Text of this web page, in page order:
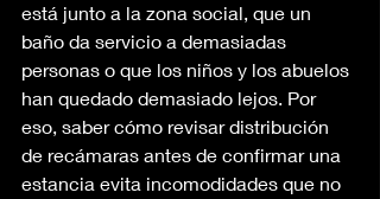
está junto a la zona social, que un
baño da servicio a demasiadas
personas o que los niños y los abuelos
han quedado demasiado lejos. Por
eso, saber cómo revisar distribución
de recámaras antes de confirmar una
estancia evita incomodidades que no